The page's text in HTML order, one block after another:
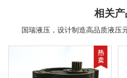
相关
国瑞液压，设计制造高品质液压